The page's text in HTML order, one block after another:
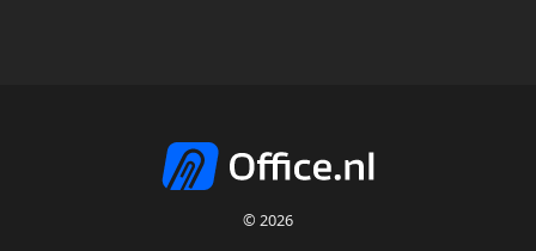
© 2026